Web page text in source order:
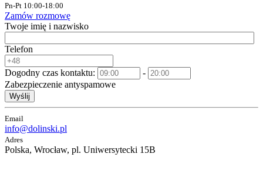
Pn-Pt 10:00-18:00
Zamów rozmowę
Twoje imię i nazwisko
Telefon
Dogodny czas kontaktu:
-
Zabezpieczenie antyspamowe
Wyślij
Email
info@dolinski.pl
Adres
Polska, Wrocław, pl. Uniwersytecki 15B